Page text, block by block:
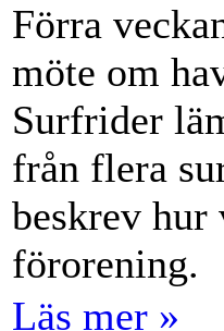
Förra
möte om
Surfrider
från flera
beskrev
förorening.
Läs mer »